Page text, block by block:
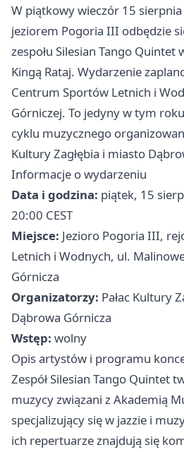
W piątkowy wieczór 15
jeziorem Pogoria III odbędzie
zespołu Silesian Tango Quintet
Kingą Rataj. Wydarzenie
Centrum Sportów Letnich i
Górniczej. To jedyny w tym
cyklu muzycznego
Kultury Zagłębia i miasto
Informacje o wydarzeniu
Data i godzina: piątek, 15
20:00 CEST
Miejsce: Jezioro Pogoria III,
Letnich i Wodnych, ul.
Górnicza
Organizatorzy: Pałac Kultury
Dąbrowa Górnicza
Wstęp: wolny
Opis artystów i programu
Zespół Silesian Tango Quintet
muzycy związani z Akademią
specjalizujący się w jazzie i
ich repertuarze znajdują się